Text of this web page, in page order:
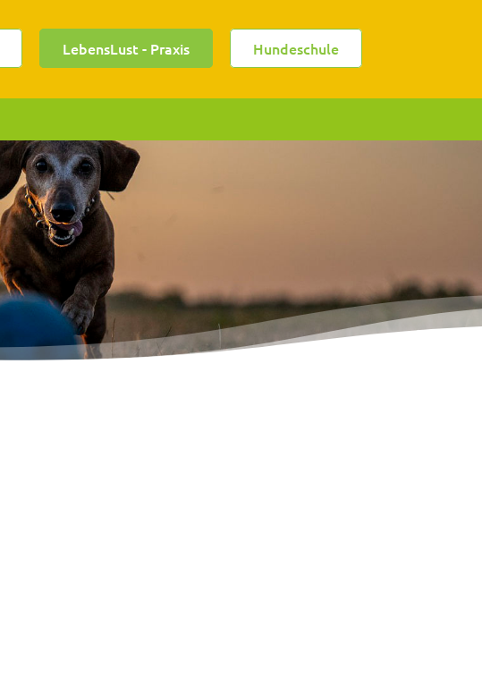
LebensLust - Praxis Hundeschule